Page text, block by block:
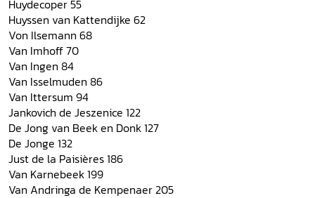
Huydecoper 55
Huyssen van Kattendijke 62
Von Ilsemann 68
Van Imhoff 70
Van Ingen 84
Van Isselmuden 86
Van Ittersum 94
Jankovich de Jeszenice 122
De Jong van Beek en Donk 127
De Jonge 132
Just de la Paisières 186
Van Karnebeek 199
Van Andringa de Kempenaer 205